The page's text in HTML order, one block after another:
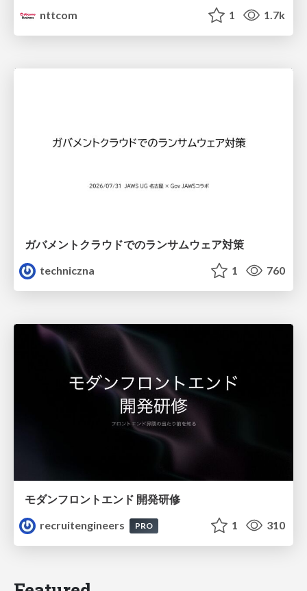
nttcom
1 1.7k
ガバメントクラウドでのランサムウェア対策
techniczna
1 760
モダンフロントエンド 開発研修
recruitengineers
PRO 1 310